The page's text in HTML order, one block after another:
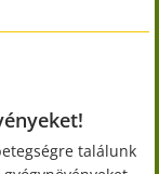
találunk